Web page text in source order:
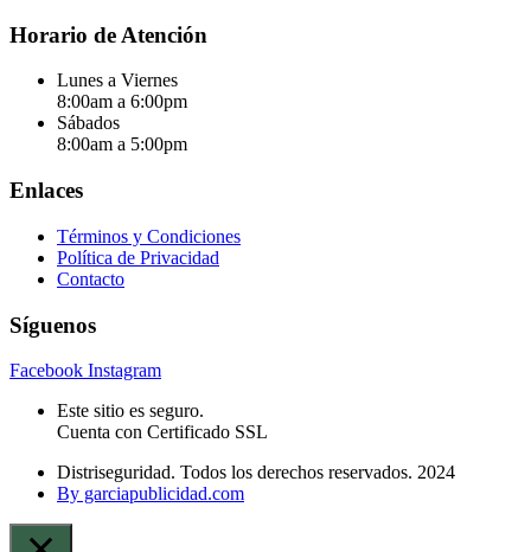
Horario de Atención
Lunes a Viernes
8:00am a 6:00pm
Sábados
8:00am a 5:00pm
Enlaces
Términos y Condiciones
Política de Privacidad
Contacto
Síguenos
Facebook Instagram
Este sitio es seguro.
Cuenta con Certificado SSL
Distriseguridad. Todos los derechos reservados. 2024
By garciapublicidad.com